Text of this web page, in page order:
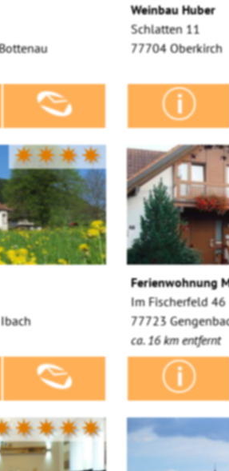
Weinbau Huber
Schlatten 11
77704 Oberkirch
✷✷✷✷
Ferienwohnung
Im Fischerfeld 46
77723
ca. 16 km entfernt